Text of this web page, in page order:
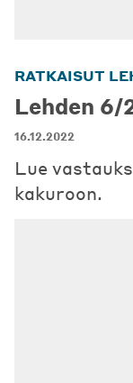
RATKAISUT
Lehden
16.12.2022
Lue
kakuroon.